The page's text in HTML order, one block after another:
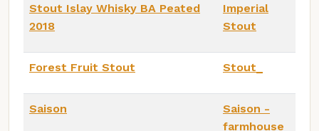
Stout Islay Whisky BA Peated
2018
Imperial
Stout
Forest Fruit Stout Stout_
Saison
Saison -
farmhouse